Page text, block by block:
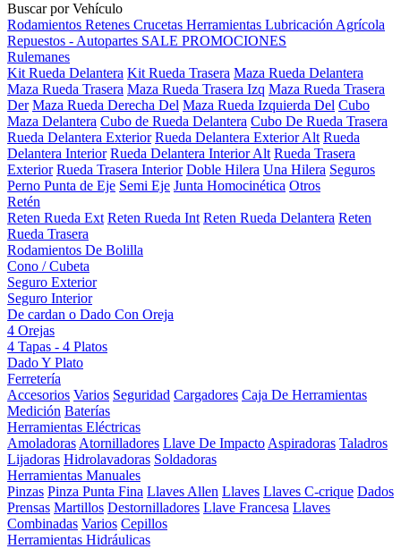
Buscar por Vehículo
Rodamientos Retenes Crucetas Herramientas Lubricación Agrícola
Repuestos - Autopartes SALE PROMOCIONES
Rulemanes
Kit Rueda Delantera Kit Rueda Trasera Maza Rueda Delantera
Maza Rueda Trasera Maza Rueda Trasera Izq Maza Rueda Trasera
Der Maza Rueda Derecha Del Maza Rueda Izquierda Del Cubo
Maza Delantera Cubo de Rueda Delantera Cubo De Rueda Trasera
Rueda Delantera Exterior Rueda Delantera Exterior Alt Rueda
Delantera Interior Rueda Delantera Interior Alt Rueda Trasera
Exterior Rueda Trasera Interior Doble Hilera Una Hilera Seguros
Perno Punta de Eje Semi Eje Junta Homocinética Otros
Retén
Reten Rueda Ext Reten Rueda Int Reten Rueda Delantera Reten
Rueda Trasera
Rodamientos De Bolilla
Cono / Cubeta
Seguro Exterior
Seguro Interior
De cardan o Dado Con Oreja
4 Orejas
4 Tapas - 4 Platos
Dado Y Plato
Ferretería
Accesorios Varios Seguridad Cargadores Caja De Herramientas
Medición Baterías
Herramientas Eléctricas
Amoladoras Atornilladores Llave De Impacto Aspiradoras Taladros
Lijadoras Hidrolavadoras Soldadoras
Herramientas Manuales
Pinzas Pinza Punta Fina Llaves Allen Llaves Llaves C-crique Dados
Prensas Martillos Destornilladores Llave Francesa Llaves
Combinadas Varios Cepillos
Herramientas Hidráulicas